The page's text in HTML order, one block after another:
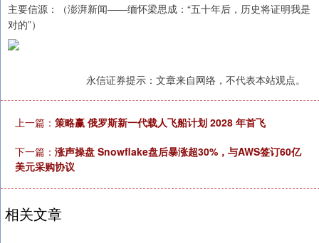
主要信源：（澎湃新闻——缅怀梁思成：“五十年后，历史将证明我是
对的”）
永信证券提示：文章来自网络，不代表本站观点。
上一篇： 策略赢 俄罗斯新一代载人飞船计划 2028 年首飞
下一篇： 涨声操盘 Snowflake盘后暴涨超30%，与AWS签订60亿
美元采购协议
相关文章